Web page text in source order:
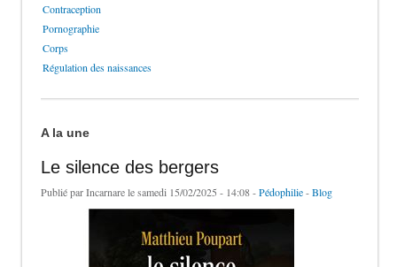
Contraception
Pornographie
Corps
Régulation des naissances
A la une
Le silence des bergers
Publié parIncarnarele samedi 15/02/2025 - 14:08 -Pédophilie-Blog